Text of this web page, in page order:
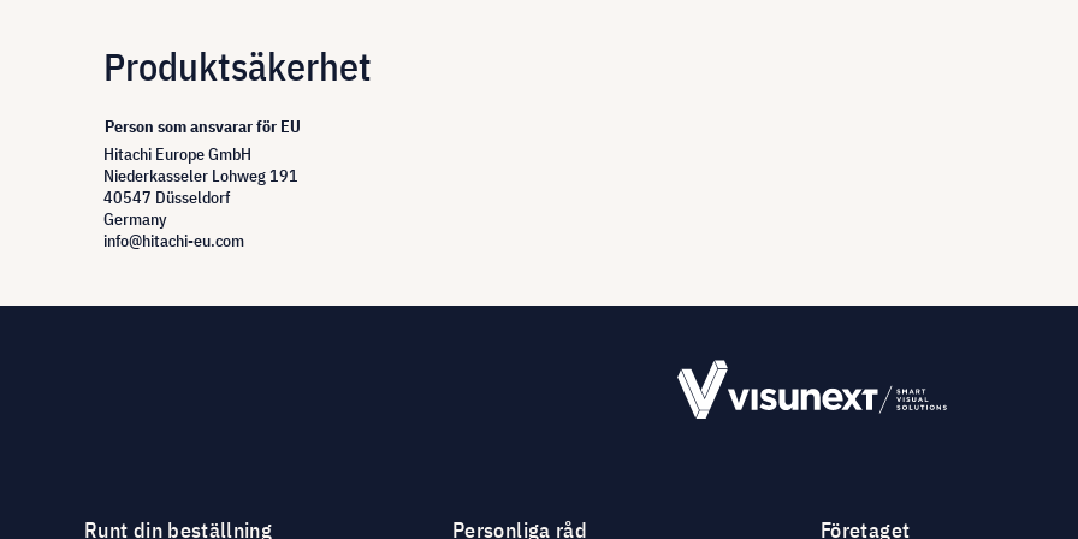
Produktsäkerhet
Person som ansvarar för EU
Hitachi Europe GmbH
Niederkasseler Lohweg 191
40547 Düsseldorf
Germany
info@hitachi-eu.com
Runt din beställning Personliga råd Företaget